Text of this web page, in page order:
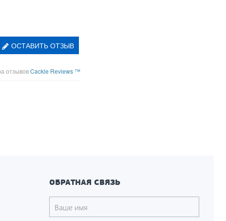
ОСТАВИТЬ ОТЗЫВ
отзывовCackle Reviews ™
ОБРАТНАЯ СВЯЗЬ